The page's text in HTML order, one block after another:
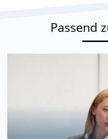
Passend